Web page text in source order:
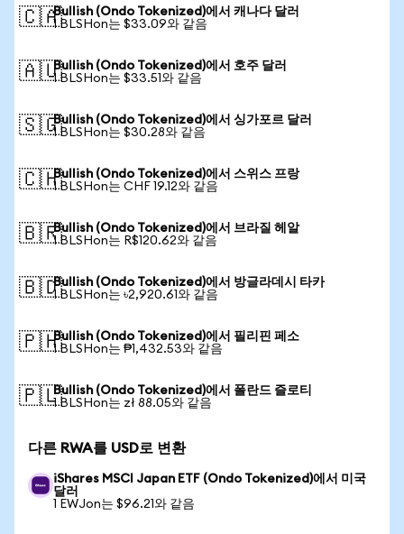
🇨🇦Bullish (Ondo Tokenized)에서 캐나다 달러
1 BLSHon는 $33.09와 같음
🇦🇺Bullish (Ondo Tokenized)에서 호주 달러
1 BLSHon는 $33.51와 같음
🇸🇬Bullish (Ondo Tokenized)에서 싱가포르 달러
1 BLSHon는 $30.28와 같음
🇨🇭Bullish (Ondo Tokenized)에서 스위스 프랑
1 BLSHon는 CHF 19.12와 같음
🇧🇷Bullish (Ondo Tokenized)에서 브라질 헤알
1 BLSHon는 R$120.62와 같음
🇧🇩Bullish (Ondo Tokenized)에서 방글라데시 타카
1 BLSHon는 ৳2,920.61와 같음
🇵🇭Bullish (Ondo Tokenized)에서 필리핀 페소
1 BLSHon는 ₱1,432.53와 같음
🇵🇱Bullish (Ondo Tokenized)에서 폴란드 즐로티
1 BLSHon는 zł 88.05와 같음
다른 RWA를 USD로 변환
iShares MSCI Japan ETF (Ondo Tokenized)에서 미국
달러
1 EWJon는 $96.21와 같음